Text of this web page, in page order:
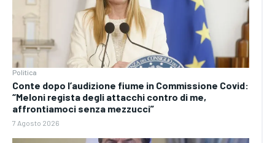
Politica
Conte dopo l’audizione fiume in Commissione Covid:
“Meloni regista degli attacchi contro di me,
affrontiamoci senza mezzucci”
7 Agosto 2026